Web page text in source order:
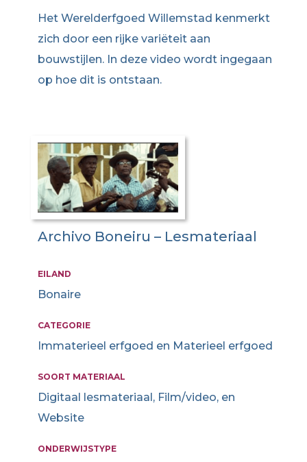
Het Werelderfgoed Willemstad kenmerkt
zich door een rijke variëteit aan
bouwstijlen. In deze video wordt ingegaan
op hoe dit is ontstaan.
Archivo Boneiru – Lesmateriaal
EILAND
Bonaire
CATEGORIE
Immaterieel erfgoed en Materieel erfgoed
SOORT MATERIAAL
Digitaal lesmateriaal, Film/video, en
Website
ONDERWIJSTYPE